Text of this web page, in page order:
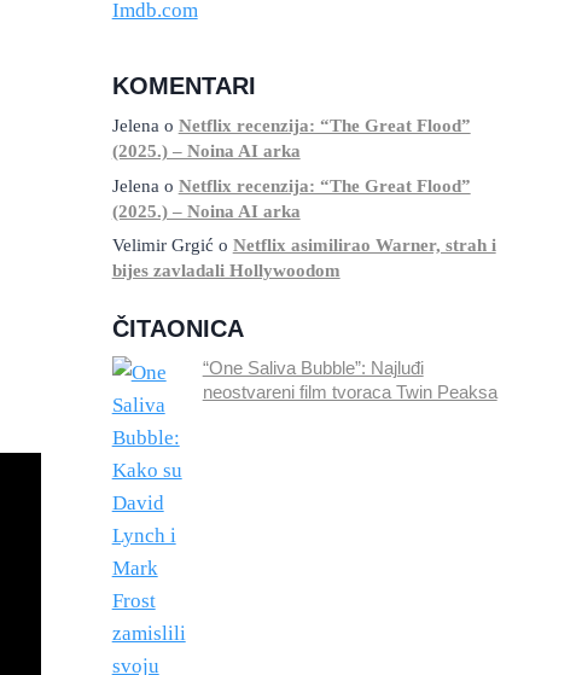
KOMENTARI
Jelenao Netflix recenzija: “The Great Flood”
(2025.) – Noina AI arka
Jelena o Netflix recenzija: “The Great Flood”
(2025.) – Noina AI arka
Velimir Grgić o Netflix asimilirao Warner, strah i
bijes zavladali Hollywoodom
ČITAONICA
“One Saliva Bubble”: Najluđi
neostvareni film tvoraca Twin Peaksa